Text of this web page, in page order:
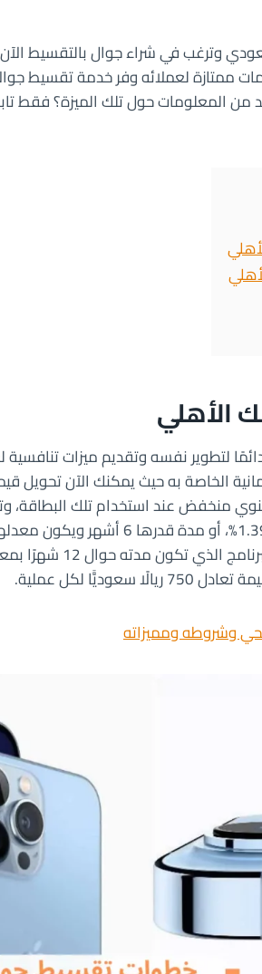
وترغب في شراء جوال بالتقسيط
ممتازة لعملائه وفر خدمة تقسيط
المعلومات حول تلك الميزة؟ فقط
الأهلي
لتطوير نفسه وتقديم ميزات تنافسية
الخاصة به حيث يمكنك الآن تحويل
عند استخدام تلك البطاقة،
لكل عملية.
وشروطه ومميزاته